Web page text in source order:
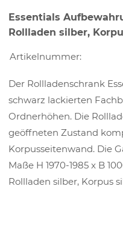
Essentials
Rollladen silber,
Artikelnummer:
Der Rollladenschrank
schwarz lackierten
Ordnerhöhen. Die
geöffneten Zustand
Korpusseitenwand. Die
Maße H 1970-1985 x B
Rollladen silber, Korpus